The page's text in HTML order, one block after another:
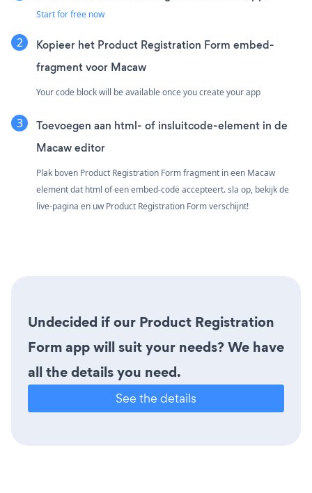
Start for free now
Kopieer het Product Registration Form embed-
fragment voor Macaw
Your code block will be available once you create your app
Toevoegen aan html- of insluitcode-element in de
Macaw editor
Plak boven Product Registration Form fragment in een Macaw
element dat html of een embed-code accepteert. sla op, bekijk de
live-pagina en uw Product Registration Form verschijnt!
Undecided if our Product Registration
Form app will suit your needs? We have
all the details you need.
See the details